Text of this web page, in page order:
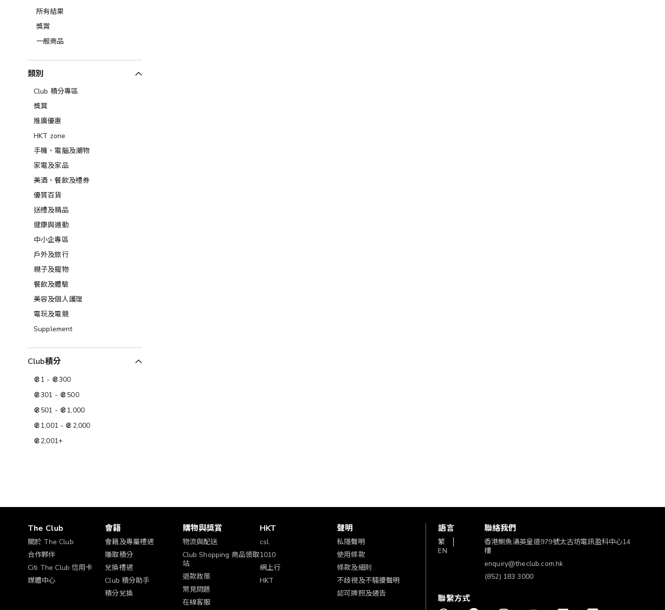
所有結果
獎賞
一般商品
類別
Club 積分專區
獎賞
推廣優惠
HKT zone
手機、電腦及潮物
家電及家品
美酒、餐飲及禮券​
優質百貨
送禮及精品
健康與運動
中小企專區
戶外及旅行
親子及寵物
餐飲及體驗
美容及個人護理​
電玩及電競
Supplement
Club積分
1 -
300
301 -
500
501 -
1,000
1,001 -
2,000
2,001+
The Club
關於 The Club
合作夥伴
Citi The Club 信用卡
媒體中心
會籍
會籍及專屬禮遇
賺取積分
兌換禮遇
Club 積分助手
積分兌換
購物與獎賞
物流與配送
Club Shopping 商品領取
站
退款政策
常見問題
在線客服
HKT
csl.
1010
網上行
HKT
聲明
私隱聲明
使用條款
條款及細則
不歧視及不騷擾聲明
認可牌照及通告
語言
繁
EN
聯絡我們
香港鰂魚涌英皇道979號太古坊電訊盈科中心14
樓
enquiry@theclub.com.hk
(852) 183 3000
聯繫方式